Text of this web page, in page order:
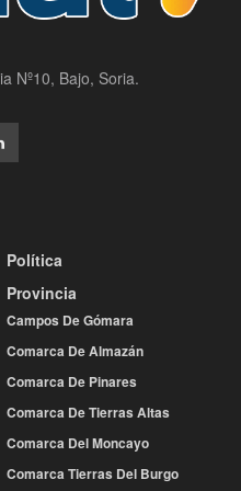
Nº10, Bajo, Soria.
Política
Provincia
Campos De Gómara
Comarca De Almazán
Comarca De Pinares
Comarca De Tierras Altas
Comarca Del Moncayo
Comarca Tierras Del Burgo